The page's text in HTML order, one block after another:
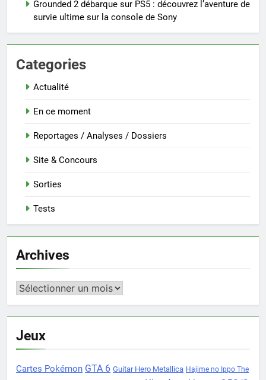
Grounded 2 débarque sur PS5 : découvrez l’aventure de
survie ultime sur la console de Sony
Categories
Actualité
En ce moment
Reportages / Analyses / Dossiers
Site & Concours
Sorties
Tests
Archives
Archives
Jeux
Cartes Pokémon GTA 6 Guitar Hero Metallica Hajime no Ippo The